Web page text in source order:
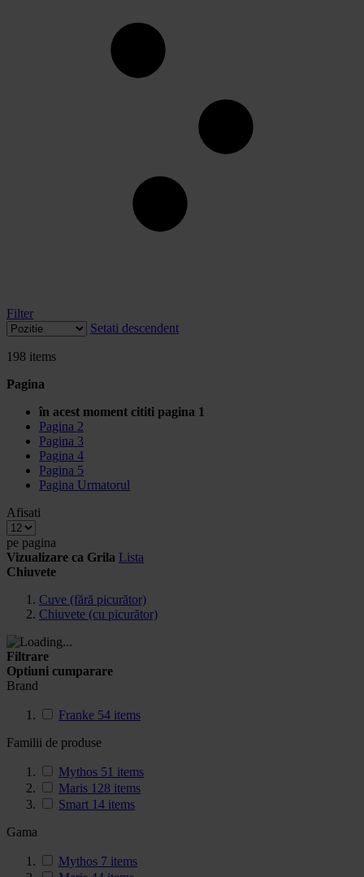
Filter
Setati descendent
198 items
Pagina
în acest moment cititi pagina 1
Pagina 2
Pagina 3
Pagina 4
Pagina 5
Pagina Urmatorul
Afisati
pe pagina
Vizualizare ca Grila Lista
Chiuvete
Cuve (fără picurător)
Chiuvete (cu picurător)
Filtrare
Optiuni cumparare
Brand
Franke 54 items
Familii de produse
Mythos 51 items
Maris 128 items
Smart 14 items
Gama
Mythos 7 items